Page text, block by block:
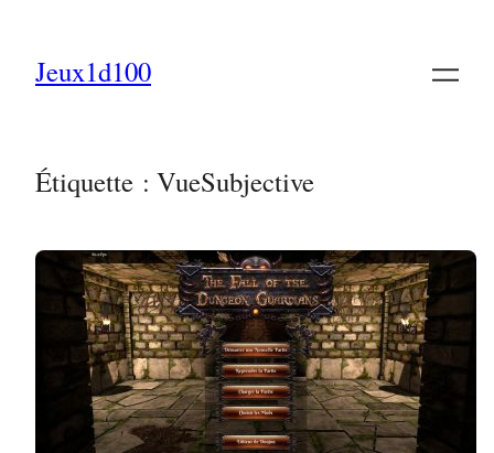
contenuJeux1d100
Étiquette : VueSubjective